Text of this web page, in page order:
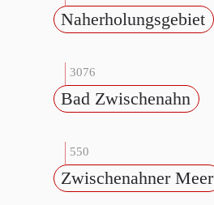
Naherholungsgebiet
3076
Bad Zwischenahn
550
Zwischenahner Meer